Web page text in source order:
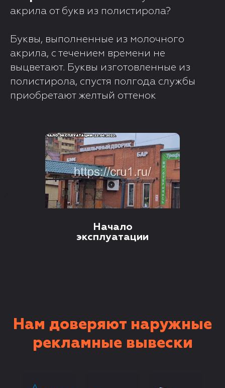
акрила от букв из полистирола?
Буквы, выполненные из молочного
акрила, с течением времени не
выцветают. Буквы изготовленные из
полистирола, спустя полгода службы
приобретают желтый оттенок
Начало
эксплуатации
Нам доверяют наружные
рекламные вывески